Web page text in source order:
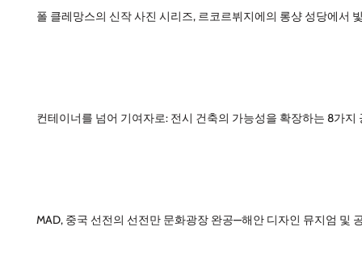
폴 클레망스의 신작 사진 시리즈, 르코르뷔지에의 롱샹 성당에서
컨테이너를 넘어 기여자로: 전시 건축의 가능성을 확장하는 8가지
MAD, 중국 선전의 선전만 문화광장 완공—해안 디자인 뮤지엄 및